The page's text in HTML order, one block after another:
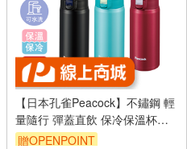
【日本孔雀Peacock】不鏽鋼 輕
量隨行 彈蓋直飲 保冷保溫杯
400ML(直飲口設計)-任選色
贈OPENPOINT